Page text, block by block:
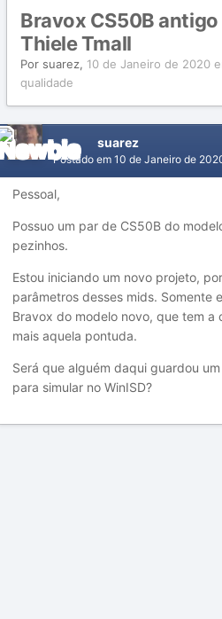
Bravox CS50B
Thiele Tmall
Por suarez, 10 de Janeiro de 2020
qualidade
suarez
Postado em 10 de Janeiro de
Pessoal,
Possuo um par de CS50B do
pezinhos.
Estou iniciando um novo projeto,
parâmetros desses mids. Somente
Bravox do modelo novo, que tem a
mais aquela pontuda.
Será que alguém daqui guardou
para simular no WinISD?